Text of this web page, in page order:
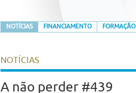
NOTÍCIAS FINANCIAMENTO FORMAÇÃO
NOTÍCIAS
A não perder #439